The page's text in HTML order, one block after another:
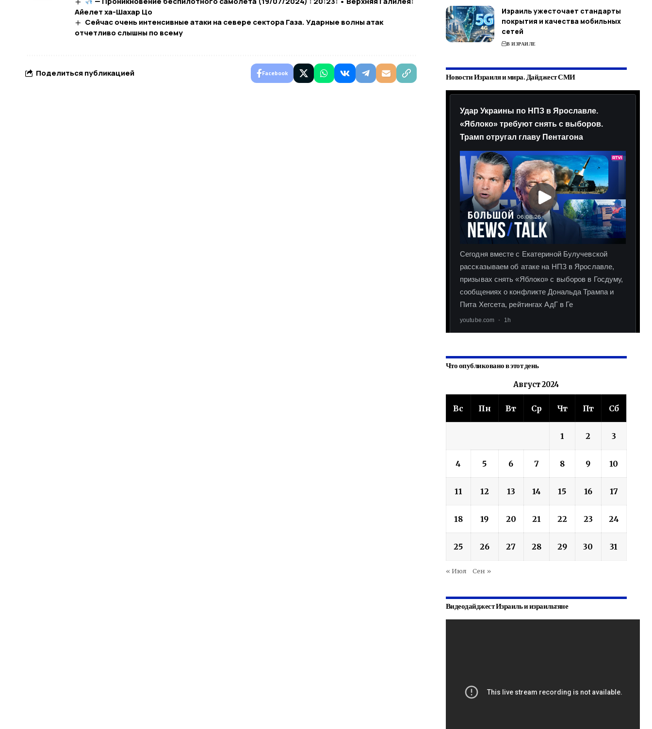
Айелет ха-Шахар Цо
Сейчас очень интенсивные атаки на севере сектора Газа. Ударные волны атак
отчетливо слышны по всему
Поделиться публикацией Facebook
Израиль ужесточает стандарты
покрытия и качества мобильных
сетей
В ИЗРАИЛЕ
Новости Израиля и мира. Дайджест СМИ
Что опубликовано в этот день
Август 2024
Вс Пн Вт Ср Чт Пт Сб
1 2 3
4 5 6 7 8 9 10
11 12 13 14 15 16 17
18 19 20 21 22 23 24
25 26 27 28 29 30 31
« Июл Сен »
Видеодайджест Израиль и израильтяне